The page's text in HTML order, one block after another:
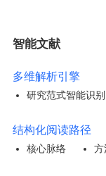
智能文献
多维解析引擎
研究范式智能识别
结构化阅读路径
核心脉络 方